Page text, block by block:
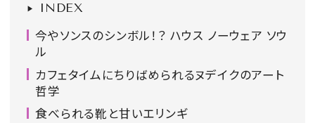
FORTUNE
SDGs
MAGAZINE
INDEX
今やソンスのシンボル！？ ハウス ノーウェア ソウ
ル
カフェタイムにちりばめられるヌデイクのアート
哲学
食べられる靴と甘いエリンギ